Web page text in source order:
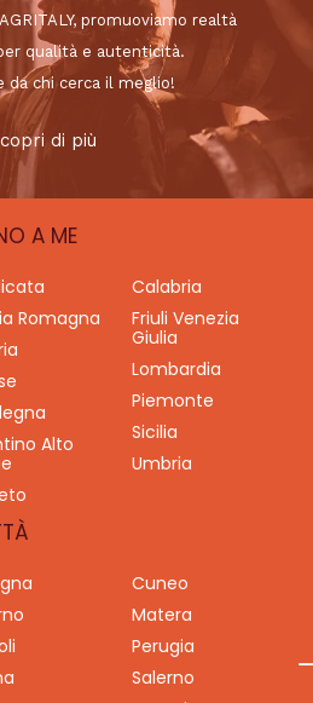
promuoviamo realtà
qualità e autenticità.
da chi cerca il meglio!
di più
A ME
Calabria
Romagna
Friuli Venezia
Giulia
Lombardia
Piemonte
Sicilia
Alto
Umbria
Cuneo
Matera
Perugia
Salerno